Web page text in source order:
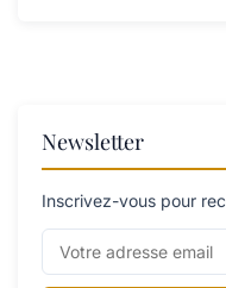
Newsletter
Inscrivez-vous pour